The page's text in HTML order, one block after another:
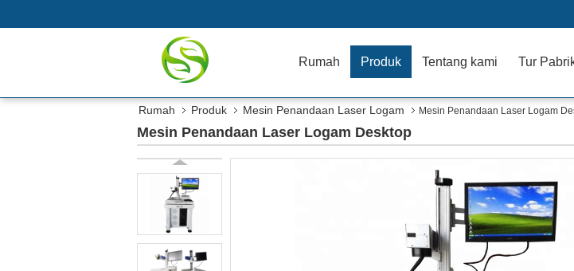
Rumah Produk Tentang kami Tur
Rumah Produk Mesin Penandaan Laser Logam Mesin Penandaan Laser Logam
Mesin Penandaan Laser Logam Desktop